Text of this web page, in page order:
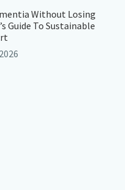
Without Losing
Guide To Sustainable